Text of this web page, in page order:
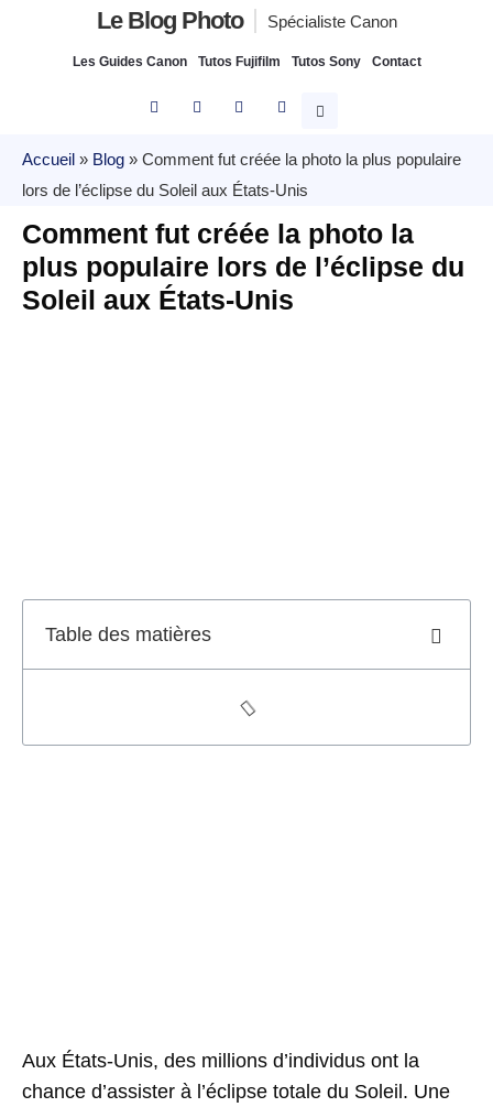
Le Blog Photo Spécialiste Canon
Les Guides Canon Tutos Fujifilm Tutos Sony Contact
Accueil » Blog » Comment fut créée la photo la plus populaire
lors de l’éclipse du Soleil aux États-Unis
Comment fut créée la photo la
plus populaire lors de l’éclipse du
Soleil aux États-Unis
Table des matières
Aux États-Unis, des millions d’individus ont la
chance d’assister à l’éclipse totale du Soleil. Une